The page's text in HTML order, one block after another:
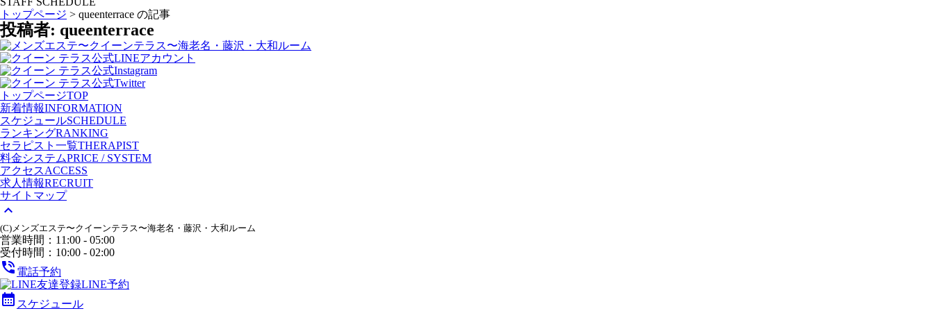
トップページ > queenterrace の記事
投稿者: queenterrace
トップページTOP
新着情報INFORMATION
スケジュールSCHEDULE
ランキングRANKING
セラピスト一覧THERAPIST
料金システムPRICE / SYSTEM
アクセスACCESS
求人情報RECRUIT
サイトマップ
expand_less
(C)メンズエステ〜クイーンテラス〜海老名・藤沢・大和ルーム
営業時間：11:00 - 05:00
受付時間：10:00 - 02:00
phone_in_talk 電話予約
LINE予約
calendar_month スケジュール